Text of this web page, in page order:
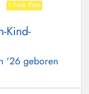
1 freier Platz
Kind-
'26 geboren